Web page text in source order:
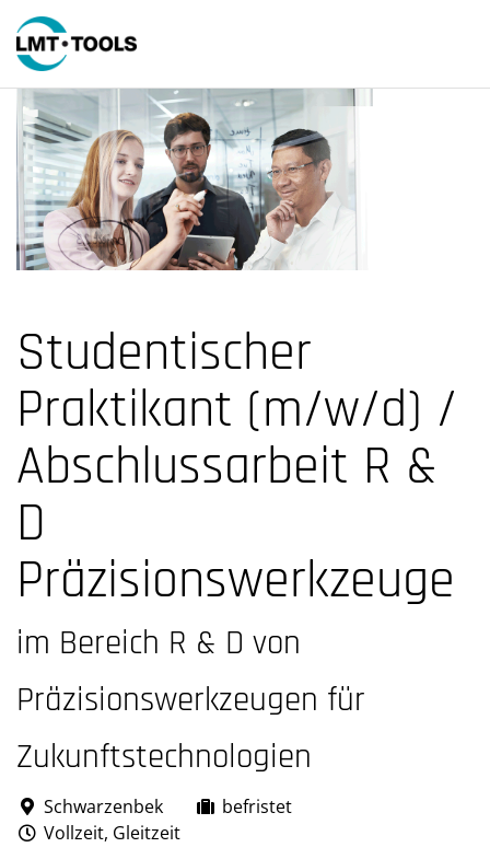
Studentischer
Praktikant (m/w/d) /
Abschlussarbeit R &
D
Präzisionswerkzeuge
im Bereich R & D von
Präzisionswerkzeugen für
Zukunftstechnologien
Schwarzenbek
befristet
Vollzeit, Gleitzeit